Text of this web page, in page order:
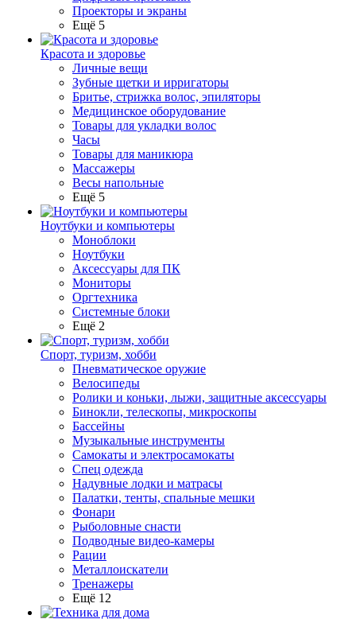
Проекторы и экраны
Ещё 5
Красота и здоровье
Личные вещи
Зубные щетки и ирригаторы
Бритье, стрижка волос, эпиляторы
Медицинское оборудование
Товары для укладки волос
Часы
Товары для маникюра
Массажеры
Весы напольные
Ещё 5
Ноутбуки и компьютеры
Моноблоки
Ноутбуки
Аксессуары для ПК
Мониторы
Оргтехника
Системные блоки
Ещё 2
Спорт, туризм, хобби
Пневматическое оружие
Велосипеды
Ролики и коньки, лыжи, защитные аксессуары
Бинокли, телескопы, микроскопы
Бассейны
Музыкальные инструменты
Самокаты и электросамокаты
Спец одежда
Надувные лодки и матрасы
Палатки, тенты, спальные мешки
Фонари
Рыболовные снасти
Подводные видео-камеры
Рации
Металлоискатели
Тренажеры
Ещё 12